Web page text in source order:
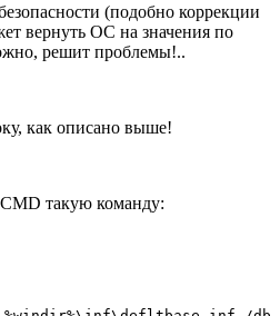
(подобно коррекции
вернуть ОС на значения по
решит проблемы!..
как описано выше!
такую команду: